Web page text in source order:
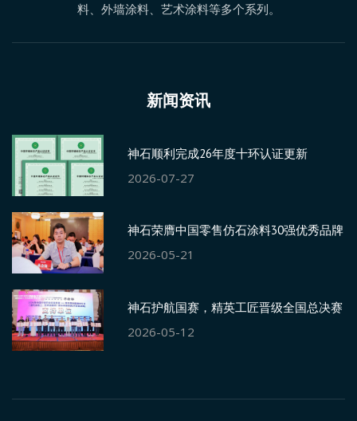
料、外墙涂料、艺术涂料等多个系列。
新闻资讯
神石顺利完成26年度十环认证更新
2026-07-27
神石荣膺中国零售仿石涂料30强优秀品牌
2026-05-21
神石护航国赛，精英工匠晋级全国总决赛
2026-05-12